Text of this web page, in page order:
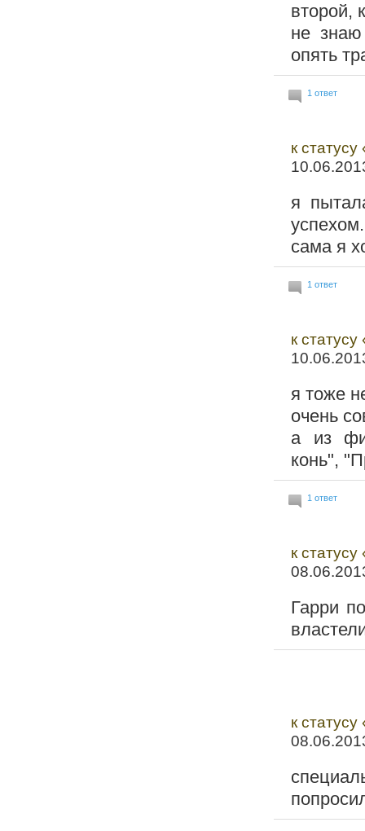
второй,
не
опять
1 ответ
к
я
успехом.
сама я
1 ответ
к
я тоже
очень
а из
конь",
1 ответ
к
Гарри
к